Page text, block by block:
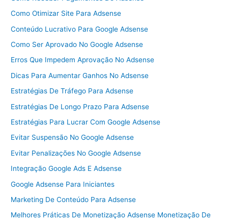
Como Otimizar Site Para Adsense
Conteúdo Lucrativo Para Google Adsense
Como Ser Aprovado No Google Adsense
Erros Que Impedem Aprovação No Adsense
Dicas Para Aumentar Ganhos No Adsense
Estratégias De Tráfego Para Adsense
Estratégias De Longo Prazo Para Adsense
Estratégias Para Lucrar Com Google Adsense
Evitar Suspensão No Google Adsense
Evitar Penalizações No Google Adsense
Integração Google Ads E Adsense
Google Adsense Para Iniciantes
Marketing De Conteúdo Para Adsense
Melhores Práticas De Monetização Adsense Monetização De